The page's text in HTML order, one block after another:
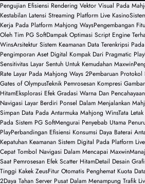
Pengujian Efisiensi Rendering Vektor Visual Pada
Kestabilan Latensi Streaming Platform Live Kasino
Kerja Pada Platform Mahjong WaysPengembangan
Oleh Tim PG SoftDampak Optimasi Script Engine
WinsArsitektur Sistem Keamanan Data Terenkripsi
Pengimporan Aset Digital Kompak Dari Pragmatic Play
Sensitivitas Layar Sentuh Untuk Kemudahan Maxwin
Rate Layar Pada Mahjong Ways 2Pembaruan Protokol
Gates of OlympusTeknik Pemrosesan Kompresi
HitamEksplorasi Efek Gradasi Warna Dan
Navigasi Layar Berdiri Ponsel Dalam Menjalankan
Simpan Data Pada Antarmuka Mahjong WinsTata
Pada Sistem PG SoftMengurai Penyebab Utama
PlayPerbandingan Efisiensi Konsumsi Daya Baterai
Kepatuhan Keamanan Sistem Digital Pada Platform
Cepat Tombol Navigasi Dalam Mencapai Maxwin
Saat Pemrosesan Efek Scatter HitamDetail Desain
Tinggi Kakek ZeusFitur Otomatis Penghemat Kuota
2Daya Tahan Server Pusat Dalam Menampung Trafik